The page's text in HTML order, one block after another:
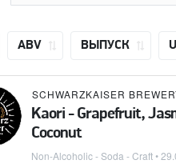
ABV ВЫПУСК
SCHWARZKAISER
Kaori - Grapefruit,
Coconut
Non-Alcoholic - Soda - Craft•